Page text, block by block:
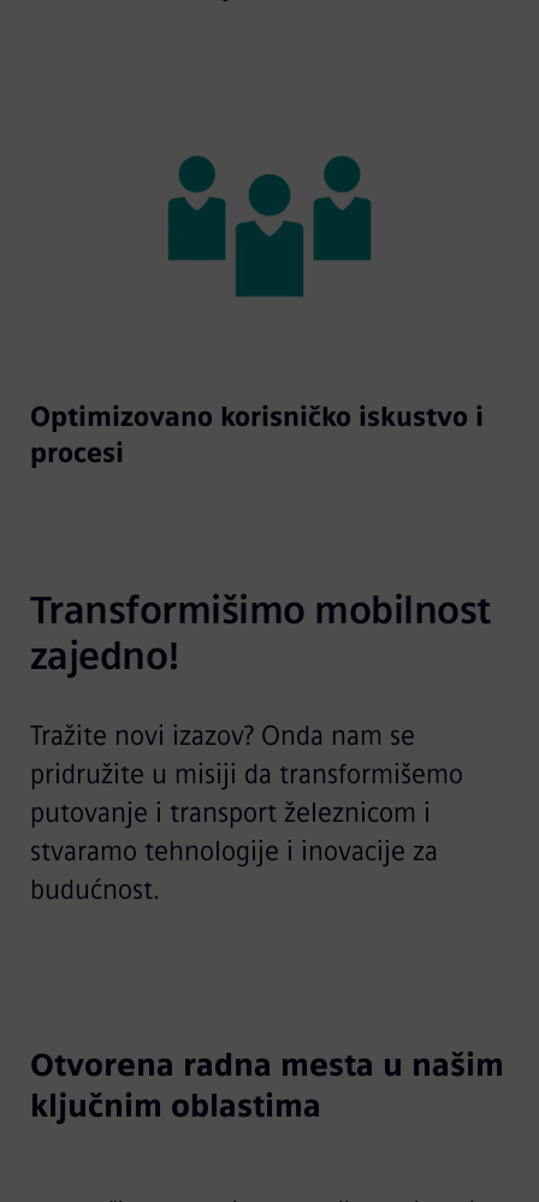
Optimizovano korisničko iskustvo i
procesi
Transformišimo mobilnost
zajedno!
Tražite novi izazov? Onda nam se
pridružite u misiji da transformišemo
putovanje i transport železnicom i
stvaramo tehnologije i inovacije za
budućnost.
Otvorena radna mesta u našim
ključnim oblastima